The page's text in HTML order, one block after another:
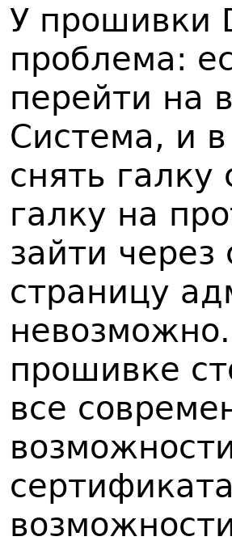
У прошивки
проблема:
перейти на
Система, и
снять галку
галку на
зайти
страницу
прошивке
все